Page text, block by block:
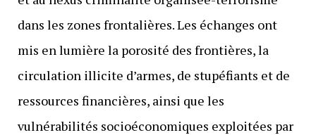
dans les zones frontalières. Les échanges ont
mis en lumière la porosité des frontières, la
circulation illicite d’armes, de stupéfiants et de
ressources financières, ainsi que les
vulnérabilités socioéconomiques exploitées par